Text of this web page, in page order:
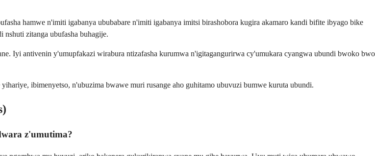
hamwe n'imiti igabanya ububabare n'imiti igabanya imitsi birashobora kugira akamaro kandi bifite ibyago bike
zitanga ubufasha buhagije.
Iyi antivenin y'umupfakazi wirabura ntizafasha kurumwa n'igitagangurirwa cy'umukara cyangwa ubundi bwoko bwo
ibimenyetso, n'ubuzima bwawe muri rusange aho guhitamo ubuvuzi bumwe kuruta ubundi.
z'umutima?